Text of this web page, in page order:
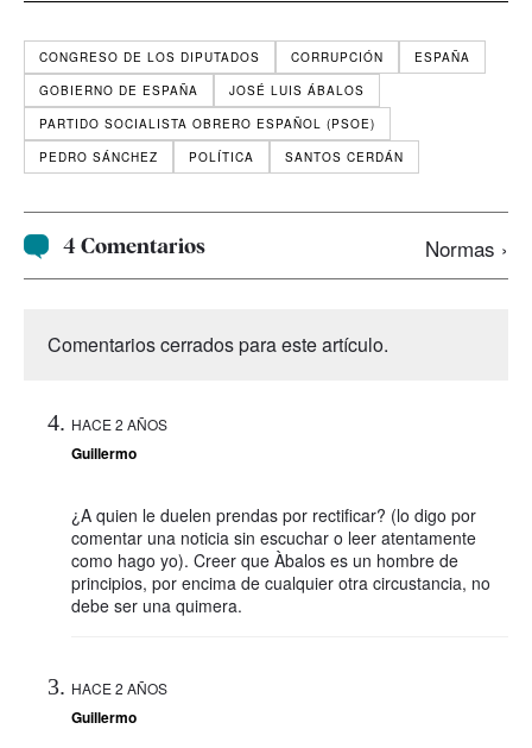
CONGRESO DE LOS DIPUTADOS CORRUPCIÓN
ESPAÑA
GOBIERNO DE ESPAÑA
JOSÉ LUIS ÁBALOS
PARTIDO SOCIALISTA OBRERO ESPAÑOL (PSOE)
PEDRO SÁNCHEZ
POLÍTICA SANTOS CERDÁN
4 Comentarios Normas ›
Comentarios cerrados para este artículo.
HACE 2 AÑOS
Guillermo
¿A quien le duelen prendas por rectificar? (lo digo por
comentar una noticia sin escuchar o leer atentamente
como hago yo). Creer que Àbalos es un hombre de
principios, por encima de cualquier otra circustancia, no
debe ser una quimera.
HACE 2 AÑOS
Guillermo